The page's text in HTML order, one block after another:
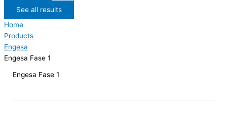
See all results
Home
Products
Engesa
Engesa Fase 1
Engesa Fase 1